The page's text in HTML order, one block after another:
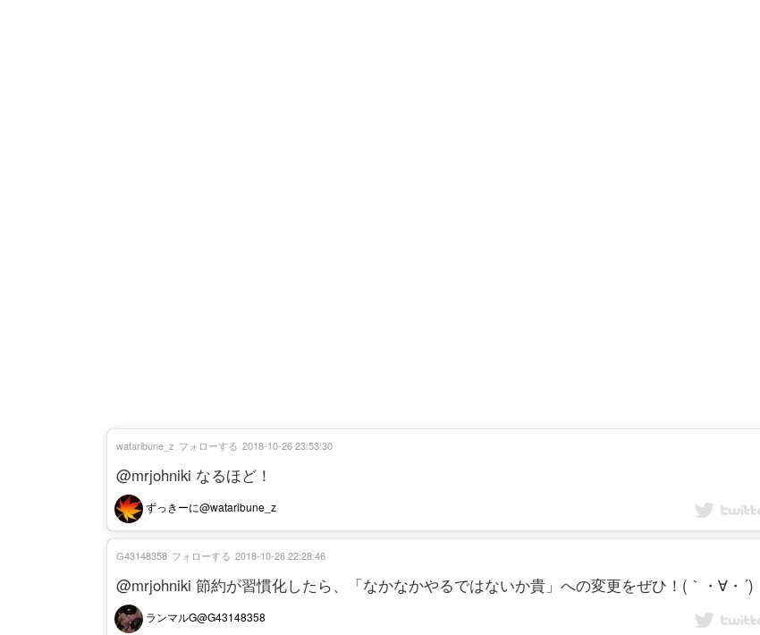
@mrjohniki なるほど！
ずっきーに@wataribune_z
wataribune_z フォローする 2018-10-26 23:53:30
@mrjohniki 節約が習慣化したら、「なかなかやるではないか貴」への変更をぜひ！(｀・∀・´)
ランマルG@G43148358
G43148358 フォローする 2018-10-26 22:28:46